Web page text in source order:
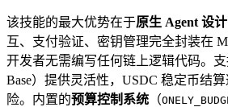
该技能的最大优势在于原生 Agent 设计
互、支付验证、密钥管理完全封装在
开发者无需编写任何链上逻辑代码。
Base）提供灵活性，USDC 稳定币结
险。内置的预算控制系统 （